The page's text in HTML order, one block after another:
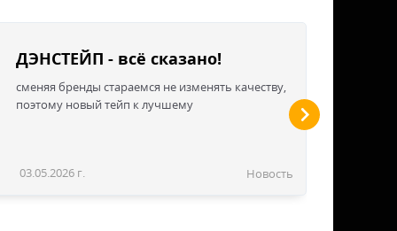
ДЭНСТЕЙП - всё сказано!
сменяя бренды стараемся не изменять качеству,
поэтому новый тейп к лучшему
03.05.2026 г. Новость